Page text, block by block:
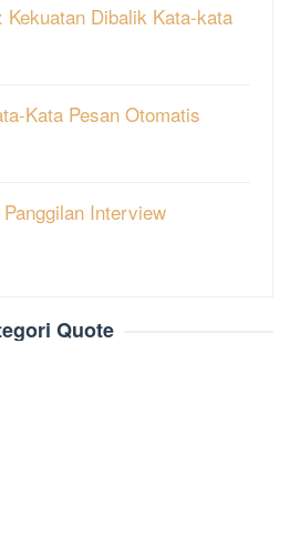
Kekuatan Dibalik Kata-kata
Kata Pesan Otomatis
Interview
Quote